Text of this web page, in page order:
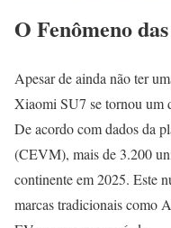
O Fenômeno
Apesar de ainda não ter
Xiaomi SU7 se tornou um
De acordo com dados da
(CEVM), mais de 3.200
continente em 2025. Este
marcas tradicionais como